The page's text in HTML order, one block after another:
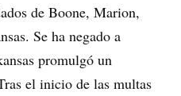
de Boone, Marion,
Se ha negado a
promulgó un
el inicio de las multas